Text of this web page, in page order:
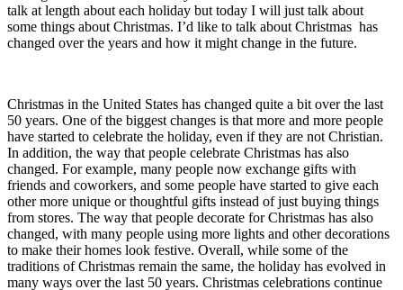
talk at length about each holiday but today I will just talk about
some things about Christmas. I’d like to talk about Christmas has
changed over the years and how it might change in the future.
Christmas in the United States has changed quite a bit over the last
50 years. One of the biggest changes is that more and more people
have started to celebrate the holiday, even if they are not Christian.
In addition, the way that people celebrate Christmas has also
changed. For example, many people now exchange gifts with
friends and coworkers, and some people have started to give each
other more unique or thoughtful gifts instead of just buying things
from stores. The way that people decorate for Christmas has also
changed, with many people using more lights and other decorations
to make their homes look festive. Overall, while some of the
traditions of Christmas remain the same, the holiday has evolved in
many ways over the last 50 years. Christmas celebrations continue